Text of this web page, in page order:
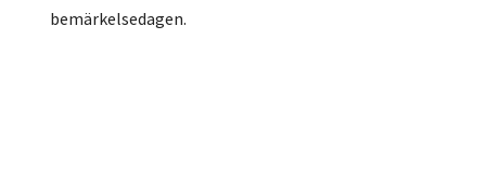
bemärkelsedagen.